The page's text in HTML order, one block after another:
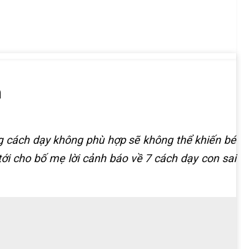
dạy không phù hợp sẽ không thể khiến bé
cho bố mẹ lời cảnh báo về 7 cách dạy con sai